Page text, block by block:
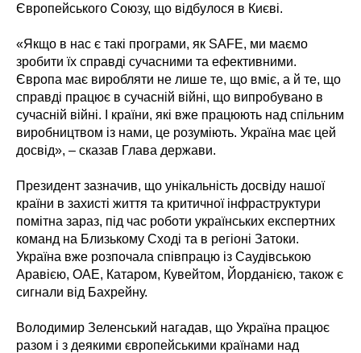
Європейського Союзу, що відбулося в Києві.
«Якщо в нас є такі програми, як SAFE, ми маємо
зробити їх справді сучасними та ефективними.
Європа має виробляти не лише те, що вміє, а й те, що
справді працює в сучасній війні, що випробувано в
сучасній війні. І країни, які вже працюють над спільним
виробництвом із нами, це розуміють. Україна має цей
досвід», – сказав Глава держави.
Президент зазначив, що унікальність досвіду нашої
країни в захисті життя та критичної інфраструктури
помітна зараз, під час роботи українських експертних
команд на Близькому Сході та в регіоні Затоки.
Україна вже розпочала співпрацю із Саудівською
Аравією, ОАЕ, Катаром, Кувейтом, Йорданією, також є
сигнали від Бахрейну.
Володимир Зеленський нагадав, що Україна працює
разом і з деякими європейськими країнами над